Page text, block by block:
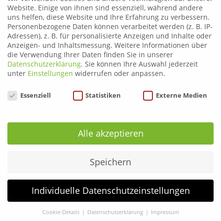
von einem anderen Internetauftritt aus gelinkt wird,
keinerlei Verantwortung oder Haftung.
Leoben
Email:fahrschule.leoben@plonner.at
Liezen
fahrschule.liezen@plonner.at
Öffnungszeiten
Liezen: Montag bis Donnerstag: 9.00 – 12.00 und 13.00 –
17.00 Uhr
Website. Einige von ihnen sind essenziell, während andere
uns helfen, diese Website und Ihre Erfahrung zu verbessern.
Personenbezogene Daten können verarbeitet werden (z. B. IP-
Adressen), z. B. für personalisierte Anzeigen und Inhalte oder
Anzeigen- und Inhaltsmessung. Weitere Informationen über
die Verwendung Ihrer Daten finden Sie in unserer
Datenschutzerklärung. Sie können Ihre Auswahl jederzeit
unter Einstellungen widerrufen oder anpassen.
Datenschutzeinstellungen
Essenziell Statistiken Externe Medien
Alle akzeptieren
Speichern
Individuelle Datenschutzeinstellungen
Cookie-Details Datenschutzerklärung Impressum